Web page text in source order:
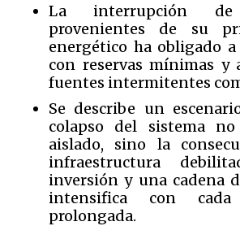
La interrupción de
provenientes de su
energético ha obligado
con reservas mínimas y
fuentes intermitentes
Se describe un
colapso del sistema
aislado, sino la
infraestructura
inversión y una cadena
intensifica con cada
prolongada.